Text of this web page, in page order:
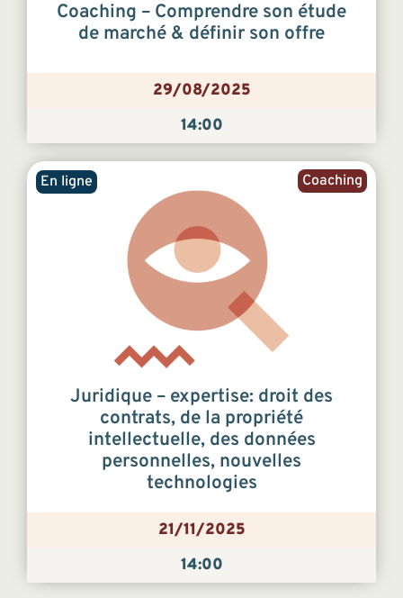
Coaching – Comprendre son étude
de marché & définir son offre
29/08/2025
14:00
Coaching
En ligne
Juridique – expertise: droit des
contrats, de la propriété
intellectuelle, des données
personnelles, nouvelles
technologies
21/11/2025
14:00